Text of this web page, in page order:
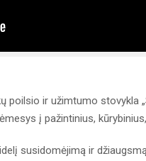
poilsio ir užimtumo stovykla
į pažintinius,
susidomėjimą ir